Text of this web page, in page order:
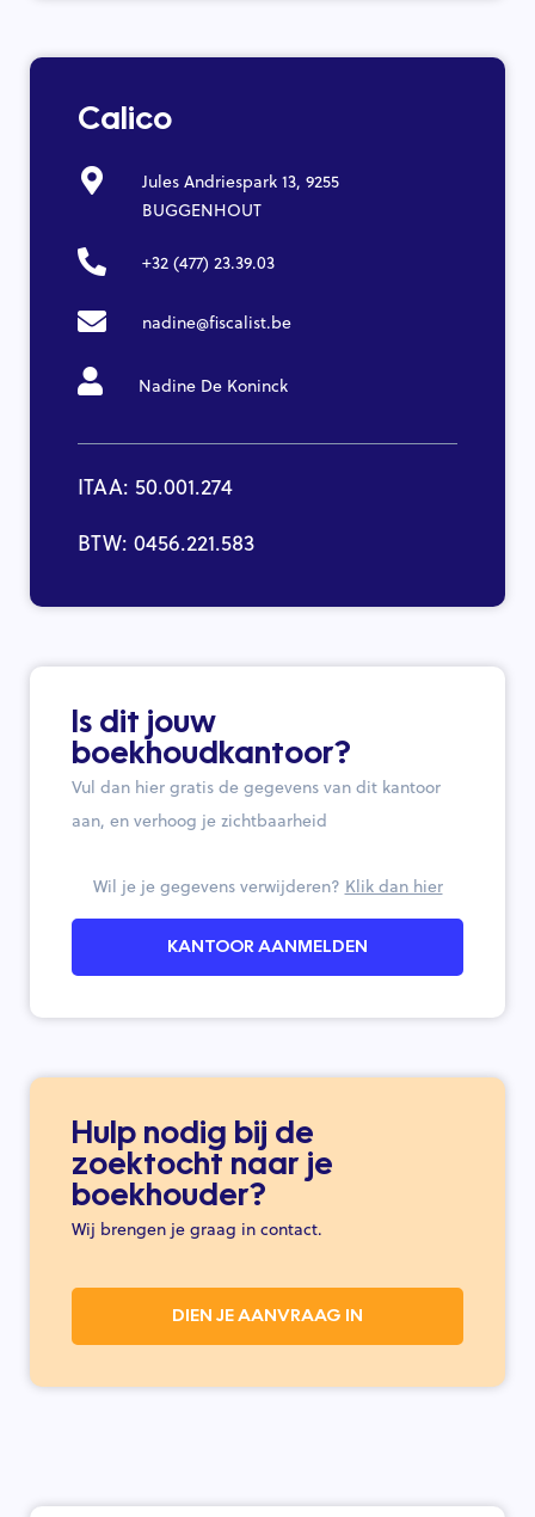
Calico
Jules Andriespark 13, 9255
BUGGENHOUT
+32 (477) 23.39.03
nadine@fiscalist.be
Nadine De Koninck
ITAA: 50.001.274
BTW: 0456.221.583
Is dit jouw
boekhoudkantoor?
Vul dan hier gratis de gegevens van dit kantoor
aan, en verhoog je zichtbaarheid
Wil je je gegevens verwijderen? Klik dan hier
KANTOOR AANMELDEN
Hulp nodig bij de
zoektocht naar je
boekhouder?
Wij brengen je graag in contact.
DIEN JE AANVRAAG IN